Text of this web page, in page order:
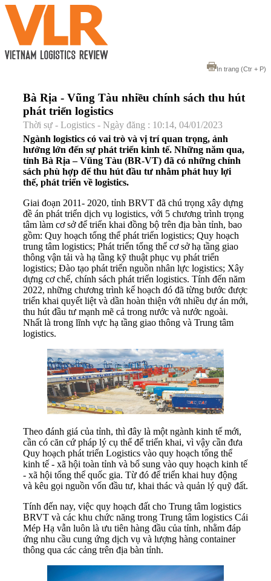
In trang (Ctr + P)
Bà Rịa - Vũng Tàu nhiều chính sách thu hút
phát triển logistics
Thời sự - Logistics - Ngày đăng : 10:14, 04/01/2023
Ngành logistics có vai trò và vị trí quan trọng, ảnh
hưởng lớn đến sự phát triển kinh tế. Những năm qua,
tỉnh Bà Rịa – Vũng Tàu (BR-VT) đã có những chính
sách phù hợp để thu hút đầu tư nhằm phát huy lợi
thế, phát triển về logistics.
Giai đoạn 2011- 2020, tỉnh BRVT đã chú trọng xây dựng
đề án phát triển dịch vụ logistics, với 5 chương trình trọng
tâm làm cơ sở để triển khai đồng bộ trên địa bàn tỉnh, bao
gồm: Quy hoạch tổng thể phát triển logistics; Quy hoạch
trung tâm logistics; Phát triển tổng thể cơ sở hạ tầng giao
thông vận tải và hạ tầng kỹ thuật phục vụ phát triển
logistics; Đào tạo phát triển nguồn nhân lực logistics; Xây
dựng cơ chế, chính sách phát triển logistics. Tính đến năm
2022, những chương trình kế hoạch đó đã từng bước được
triển khai quyết liệt và dần hoàn thiện với nhiều dự án mới,
thu hút đầu tư mạnh mẽ cả trong nước và nước ngoài.
Nhất là trong lĩnh vực hạ tầng giao thông và Trung tâm
logistics.
Theo đánh giá của tỉnh, thì đây là một ngành kinh tế mới,
cần có căn cứ pháp lý cụ thể để triển khai, vì vậy cần đưa
Quy hoạch phát triển Logistics vào quy hoạch tổng thể
kinh tế - xã hội toàn tỉnh và bổ sung vào quy hoạch kinh tế
- xã hội tổng thể quốc gia. Từ đó để triển khai huy động
và kêu gọi nguồn vốn đầu tư, khai thác và quản lý quỹ đất.
Tính đến nay, việc quy hoạch đất cho Trung tâm logistics
BRVT và các khu chức năng trong Trung tâm logistics Cái
Mép Hạ vẫn luôn là ưu tiên hàng đầu của tỉnh, nhằm đáp
ứng nhu cầu cung ứng dịch vụ và lượng hàng container
thông qua các cảng trên địa bàn tỉnh.